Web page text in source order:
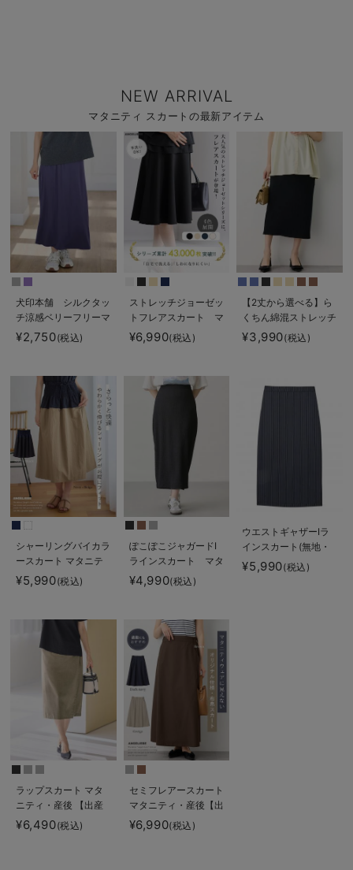
NEW ARRIVAL
マタニティ スカートの最新アイテム
犬印本舗 シルクタッ
チ涼感ベリーフリーマ
キシスカート マタニ
ティ・産後【出産後も
¥2,750(税込)
ストレッチジョーゼッ
トフレアスカート マ
タニティ・産後【出産
後も長く使える】
¥6,990(税込)
【2丈から選べる】ら
くちん綿混ストレッチ
リブナロースカート
マタニティ・産後【出
¥3,990(税込)
シャーリングバイカラ
ースカート マタニテ
ィ・産後【出産後も長
く使える】
¥5,990(税込)
ぽこぽこジャガードI
ラインスカート マタ
ニティ・産後【産後も
長く着られる】
¥4,990(税込)
ウエストギャザーIラ
インスカート(無地・
ストライプ) マタニ
ティ・産後【産後も長
¥5,990(税込)
ラップスカート マタ
ニティ・産後 【出産
後も長く使える】
¥6,490(税込)
セミフレアースカート
マタニティ・産後【出
産後も長く使える】
¥6,990(税込)